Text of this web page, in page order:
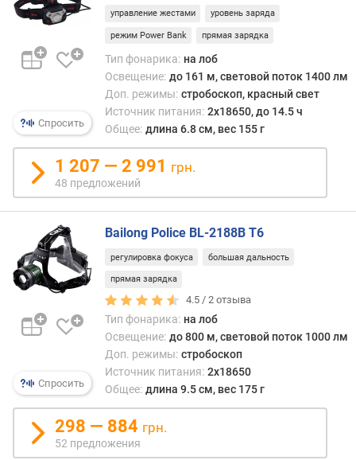
л
е
и
о
к
л
ч
с
т
в
у
р
о
ж
е
н
Спросить
управление жестами уровень заряда
режим Power Bank прямая зарядка
Тип фонарика: на лоб
Освещение: до 161 м, световой поток 1400 лм
Доп. режимы: стробоскоп, красный свет
Источник питания: 2x18650, до 14.5 ч
Общее: длина 6.8 см, вес 155 г
1 207 — 2 991 грн.
48 предложений
Спросить
Bailong Police BL-2188B T6
регулировка фокуса большая дальность
прямая зарядка
4.5 /2 отзыва
Тип фонарика: на лоб
Освещение: до 800 м, световой поток 1000 лм
Доп. режимы: стробоскоп
Источник питания: 2x18650
Общее: длина 9.5 см, вес 175 г
298 — 884 грн.
52 предложения